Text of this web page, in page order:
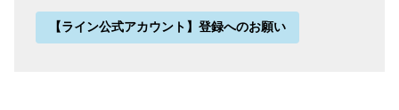
【ライン公式アカウント】登録へのお願い